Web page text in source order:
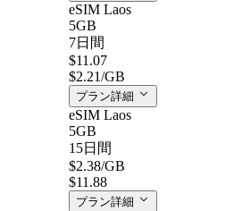
eSIM Laos
5GB
7日間
$11.07
$2.21/GB
プラン詳細
eSIM Laos
5GB
15日間
$2.38/GB
$11.88
プラン詳細